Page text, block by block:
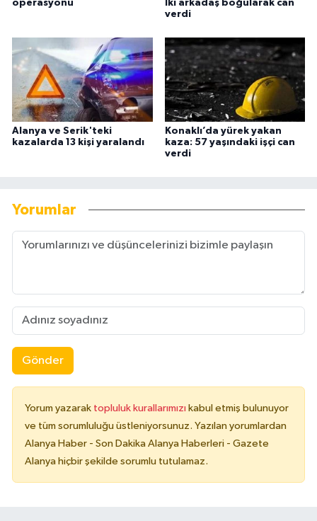
operasyonu
İki arkadaş boğularak can
verdi
Alanya ve Serik'teki
kazalarda 13 kişi yaralandı
Konaklı’da yürek yakan
kaza: 57 yaşındaki işçi can
verdi
Yorumlar
Gönder
Yorum yazarak topluluk kurallarımızı kabul etmiş bulunuyor
ve tüm sorumluluğu üstleniyorsunuz. Yazılan yorumlardan
Alanya Haber - Son Dakika Alanya Haberleri - Gazete
Alanya hiçbir şekilde sorumlu tutulamaz.